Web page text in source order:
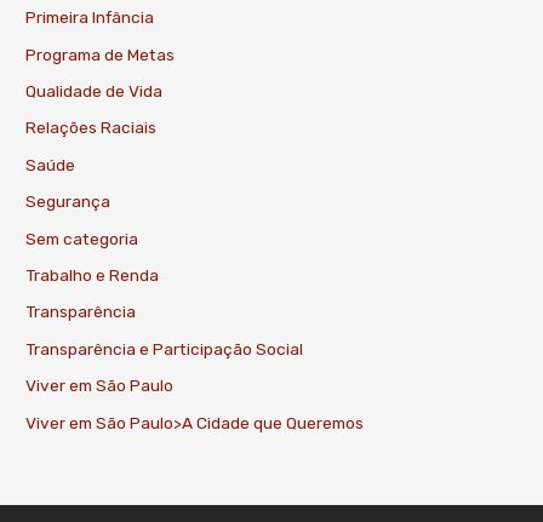
Primeira Infância
Programa de Metas
Qualidade de Vida
Relações Raciais
Saúde
Segurança
Sem categoria
Trabalho e Renda
Transparência
Transparência e Participação Social
Viver em São Paulo
Viver em São Paulo>A Cidade que Queremos